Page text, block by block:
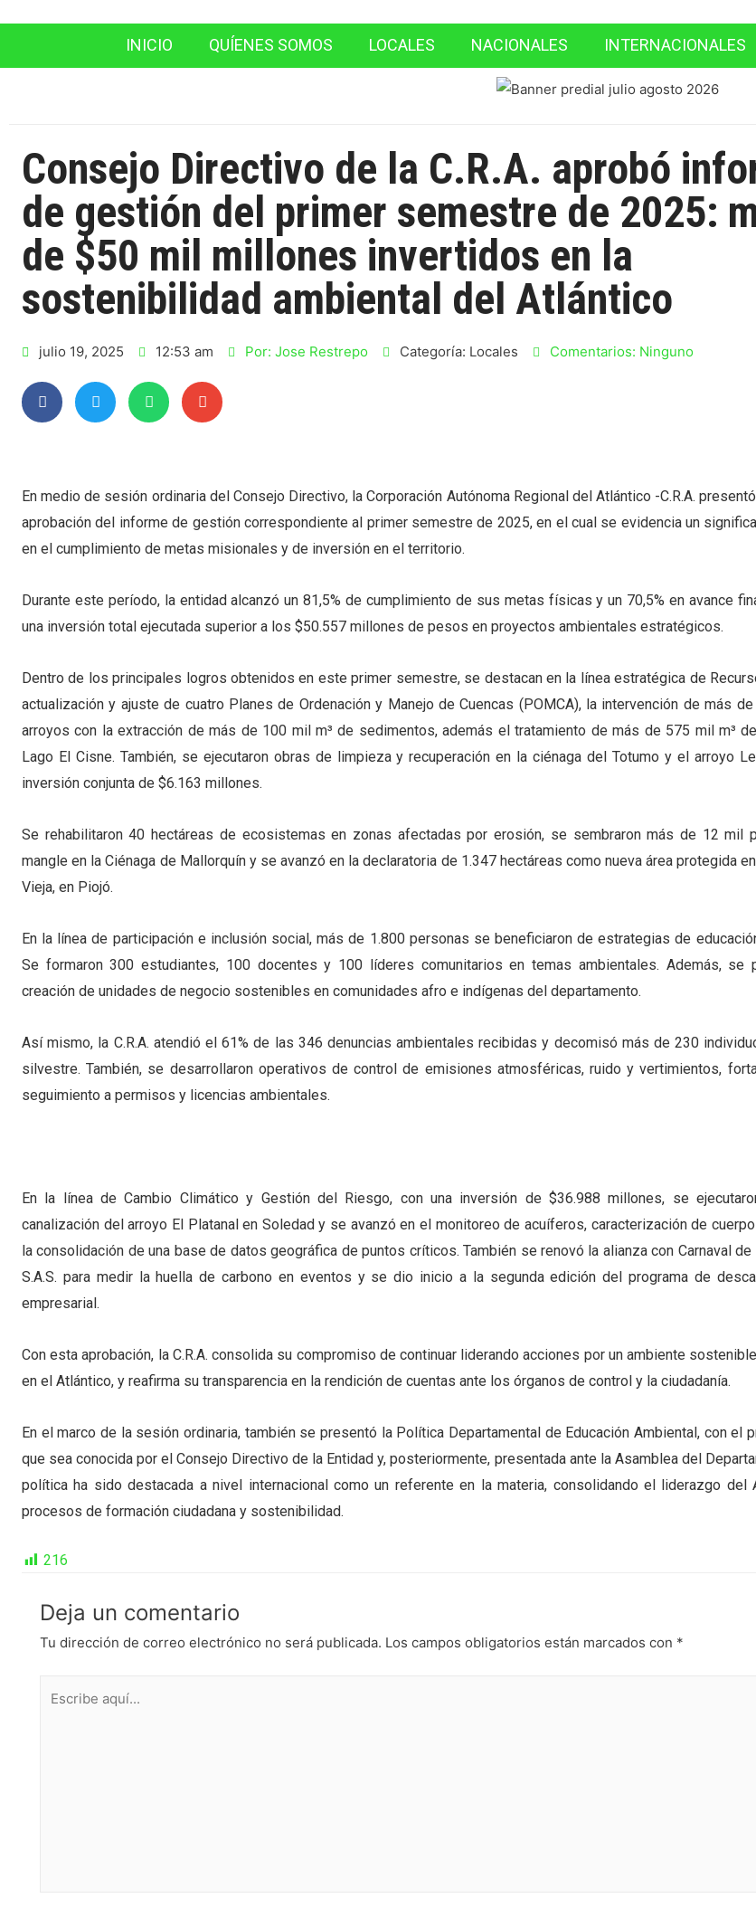
INICIO QUÍENES SOMOS LOCALES NACIONALES INTERNACIONALES
Consejo Directivo de la C.R.A. aprobó
de gestión del primer semestre de 2025:
de $50 mil millones invertidos en la
sostenibilidad ambiental del Atlántico
julio 19, 2025 12:53 am Por: Jose Restrepo Categoría: Locales Comentarios: Ninguno
En medio de sesión ordinaria del Consejo Directivo, la Corporación Autónoma Regional del Atlántico -C.R.A.
aprobación del informe de gestión correspondiente al primer semestre de 2025, en el cual se evidencia un
en el cumplimiento de metas misionales y de inversión en el territorio.
Durante este período, la entidad alcanzó un 81,5% de cumplimiento de sus metas físicas y un 70,5% en avance
una inversión total ejecutada superior a los $50.557 millones de pesos en proyectos ambientales estratégicos.
Dentro de los principales logros obtenidos en este primer semestre, se destacan en la línea estratégica de
actualización y ajuste de cuatro Planes de Ordenación y Manejo de Cuencas (POMCA), la intervención de más
arroyos con la extracción de más de 100 mil m³ de sedimentos, además el tratamiento de más de 575 mil m³
Lago El Cisne. También, se ejecutaron obras de limpieza y recuperación en la ciénaga del Totumo y el arroyo
inversión conjunta de $6.163 millones.
Se rehabilitaron 40 hectáreas de ecosistemas en zonas afectadas por erosión, se sembraron más de 12 mil
mangle en la Ciénaga de Mallorquín y se avanzó en la declaratoria de 1.347 hectáreas como nueva área protegida
Vieja, en Piojó.
En la línea de participación e inclusión social, más de 1.800 personas se beneficiaron de estrategias de
Se formaron 300 estudiantes, 100 docentes y 100 líderes comunitarios en temas ambientales. Además, se
creación de unidades de negocio sostenibles en comunidades afro e indígenas del departamento.
Así mismo, la C.R.A. atendió el 61% de las 346 denuncias ambientales recibidas y decomisó más de 230
silvestre. También, se desarrollaron operativos de control de emisiones atmosféricas, ruido y vertimientos,
seguimiento a permisos y licencias ambientales.
En la línea de Cambio Climático y Gestión del Riesgo, con una inversión de $36.988 millones, se
canalización del arroyo El Platanal en Soledad y se avanzó en el monitoreo de acuíferos, caracterización de
la consolidación de una base de datos geográfica de puntos críticos. También se renovó la alianza con Carnaval de
S.A.S. para medir la huella de carbono en eventos y se dio inicio a la segunda edición del programa de
empresarial.
Con esta aprobación, la C.R.A. consolida su compromiso de continuar liderando acciones por un ambiente
en el Atlántico, y reafirma su transparencia en la rendición de cuentas ante los órganos de control y la ciudadanía.
En el marco de la sesión ordinaria, también se presentó la Política Departamental de Educación Ambiental, con el
que sea conocida por el Consejo Directivo de la Entidad y, posteriormente, presentada ante la Asamblea del
política ha sido destacada a nivel internacional como un referente en la materia, consolidando el liderazgo del
procesos de formación ciudadana y sostenibilidad.
216
Deja un comentario
Tu dirección de correo electrónico no será publicada. Los campos obligatorios están marcados con *